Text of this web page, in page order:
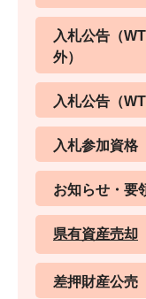
入札公告（
外）
入札公告（
入札参加資格
お知らせ・要
県有資産売却
差押財産公売